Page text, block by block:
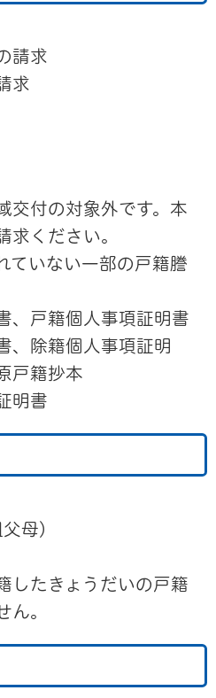
請求
求
交付の対象外です。本
求ください。
ていない一部の戸籍謄
、戸籍個人事項証明書
、除籍個人事項証明
戸籍抄本
明書
父母)
したきょうだいの戸籍
ん。